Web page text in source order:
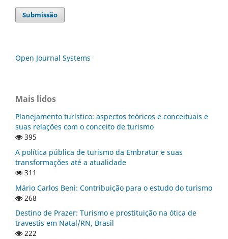
Submissão
Open Journal Systems
Mais lidos
Planejamento turístico: aspectos teóricos e conceituais e
suas relações com o conceito de turismo
395
A política pública de turismo da Embratur e suas
transformações até a atualidade
311
Mário Carlos Beni: Contribuição para o estudo do turismo
268
Destino de Prazer: Turismo e prostituição na ótica de
travestis em Natal/RN, Brasil
222